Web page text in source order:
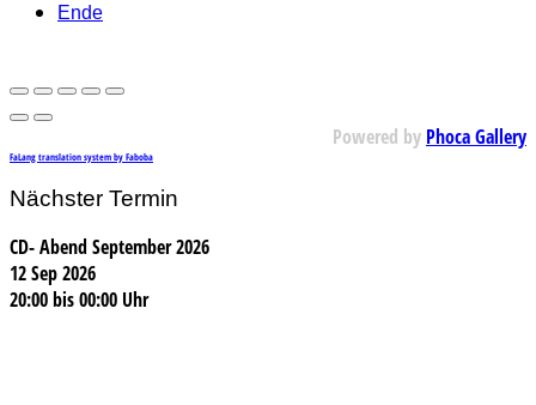
Ende
Powered by Phoca Gallery
FaLang translation system by Faboba
Nächster Termin
CD- Abend September 2026
12 Sep 2026
20:00bis00:00 Uhr